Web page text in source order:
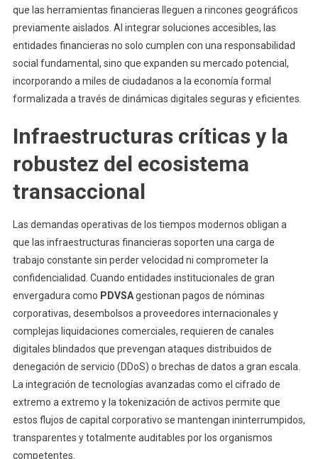
que las herramientas financieras lleguen a rincones geográficos
previamente aislados. Al integrar soluciones accesibles, las
entidades financieras no solo cumplen con una responsabilidad
social fundamental, sino que expanden su mercado potencial,
incorporando a miles de ciudadanos a la economía formal
formalizada a través de dinámicas digitales seguras y eficientes.
Infraestructuras críticas y la
robustez del ecosistema
transaccional
Las demandas operativas de los tiempos modernos obligan a
que las infraestructuras financieras soporten una carga de
trabajo constante sin perder velocidad ni comprometer la
confidencialidad. Cuando entidades institucionales de gran
envergadura como PDVSAgestionan pagos de nóminas
corporativas, desembolsos a proveedores internacionales y
complejas liquidaciones comerciales, requieren de canales
digitales blindados que prevengan ataques distribuidos de
denegación de servicio (DDoS) o brechas de datos a gran escala.
La integración de tecnologías avanzadas como el cifrado de
extremo a extremo y la tokenización de activos permite que
estos flujos de capital corporativo se mantengan ininterrumpidos,
transparentes y totalmente auditables por los organismos
competentes.